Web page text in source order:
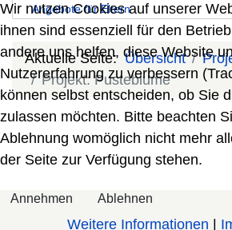
Angebote für Eltern
.
Aktuelle Seite:Übersicht
Projekt: Pusteblume
Wir nutzen Cookies auf unserer
ihnen sind essenziell für den
andere uns helfen, diese Website
Nutzererfahrung zu verbessern
können selbst entscheiden, ob Sie
zulassen möchten. Bitte beachten
Ablehnung womöglich nicht mehr
der Seite zur Verfügung stehen.
Annehmen Ablehnen
Weitere Informationen